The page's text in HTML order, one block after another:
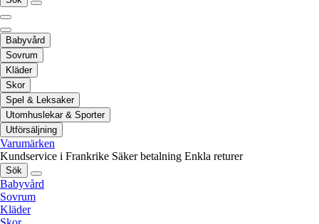
Babyvård
Sovrum
Kläder
Skor
Spel & Leksaker
Utomhuslekar & Sporter
Utförsäljning
Varumärken
Kundservice i Frankrike Säker betalning Enkla returer
Sök
Babyvård
Sovrum
Kläder